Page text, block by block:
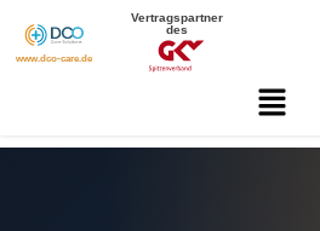
www.dco-care.de
Vertragspartner
des